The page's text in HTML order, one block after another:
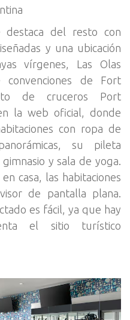
del resto con
y una ubicación
vírgenes, Las Olas
de Fort
de cruceros Port
la web oficial, donde
con ropa de
su pileta
y sala de yoga.
casa, las habitaciones
de pantalla plana.
es fácil, ya que hay
el sitio turístico